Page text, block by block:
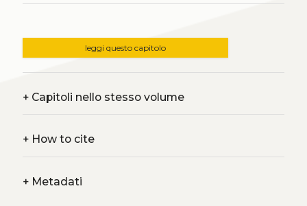
leggi questo capitolo
+Capitoli nello stesso volume
+How to cite
+Metadati